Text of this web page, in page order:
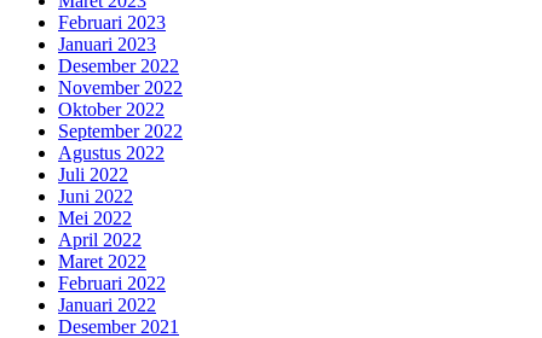
Februari 2023
Januari 2023
Desember 2022
November 2022
Oktober 2022
September 2022
Agustus 2022
Juli 2022
Juni 2022
Mei 2022
April 2022
Maret 2022
Februari 2022
Januari 2022
Desember 2021